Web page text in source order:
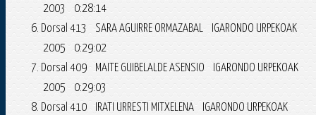
2003 0:28:14
Dorsal 413 SARA AGUIRRE ORMAZABAL IGARONDO URPEKOAK
2005 0:29:02
Dorsal 409 MAITE GUIBELALDE ASENSIO IGARONDO URPEKOAK
2005 0:29:03
Dorsal 410 IRATI URRESTI MITXELENA IGARONDO URPEKOAK